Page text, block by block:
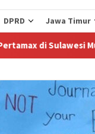
DPRD Jawa Timur
di Sulawesi Mulai 1